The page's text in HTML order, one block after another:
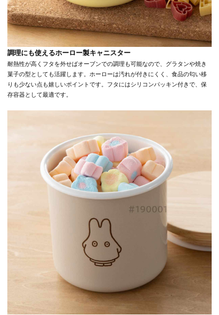
調理にも使えるホーロー製キャニスター
耐熱性が高くフタを外せばオーブンでの調理も可能なので、グラタンや焼き
菓子の型としても活躍します。ホーローは汚れが付きにくく、食品の匂い移
りも少ない点も嬉しいポイントです。フタにはシリコンパッキン付きで、保
存容器として最適です。